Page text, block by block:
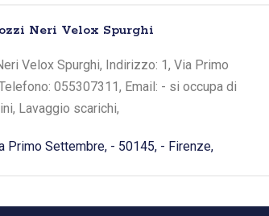
Neri Velox Spurghi
Velox Spurghi, Indirizzo: 1, Via Primo
055307311, Email: - si occupa di
Lavaggio scarichi,
Primo Settembre, - 50145, - Firenze,